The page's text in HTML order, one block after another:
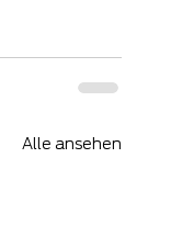
Alle ansehen